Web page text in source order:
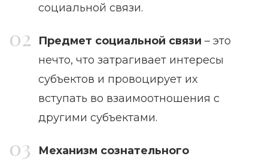
социальной связи.
Предмет социальной связи – это
нечто, что затрагивает интересы
субъектов и провоцирует их
вступать во взаимоотношения с
другими субъектами.
Механизм сознательного